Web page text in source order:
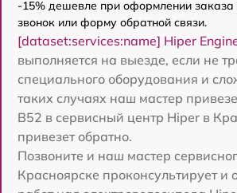
-15% дешевле при оформлении заказа
звонок или форму обратной связи.
[dataset:services:name] Hiper
выполняется на выезде, если не
специального оборудования и
таких случаях наш мастер
B52 в сервисный центр Hiper в
привезет обратно.
Позвоните и наш мастер
Красноярске проконсультирует и